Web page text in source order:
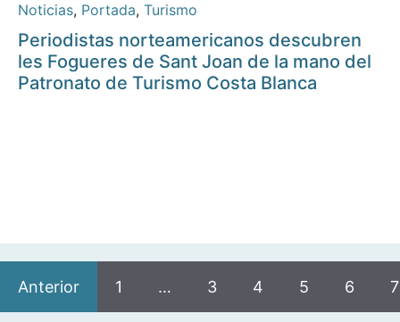
Noticias, Portada, Turismo
Periodistas norteamericanos descubren
les Fogueres de Sant Joan de la mano del
Patronato de Turismo Costa Blanca
Anterior 1 … 3 4 5 6 7